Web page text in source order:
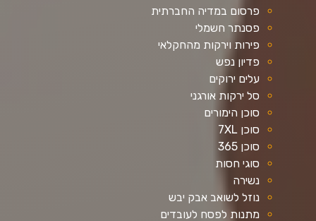
פרסום במדיה החברתית
פסנתר חשמלי
פירות וירקות מהחקלאי
פדיון נפש
עלים ירוקים
סל ירקות אורגני
סוכן הימורים
סוכן 7XL
סוכן 365
סוגי חסות
נשירה
נוזל לשואב אבק יבש
מתנות לפסח לעובדים